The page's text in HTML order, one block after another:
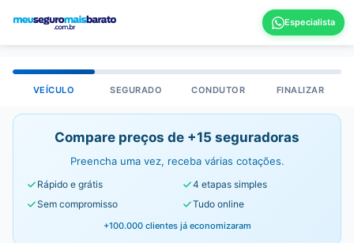
VEÍCULO SEGURADO CONDUTOR FINALIZAR
Compare preços de +15 seguradoras
Preencha uma vez, receba várias cotações.
Rápido e grátis
4 etapas simples
Sem compromisso
Tudo online
+100.000 clientes já economizaram